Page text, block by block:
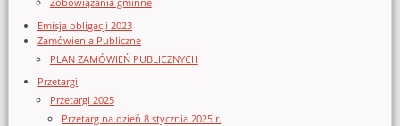
Emisja obligacji 2023
Zamówienia Publiczne
PLAN ZAMÓWIEŃ PUBLICZNYCH
Przetargi
Przetargi 2025
Przetarg na dzień 8 stycznia 2025 r.